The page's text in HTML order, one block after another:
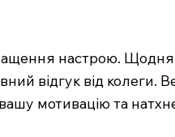
настрою.
відгук від
мотивацію та